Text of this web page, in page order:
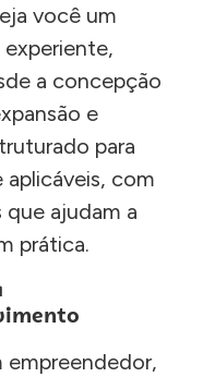
você um
a concepção
e
para
com
que ajudam a
prática.
empreendedor,